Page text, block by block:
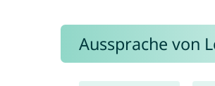
Aussprache von